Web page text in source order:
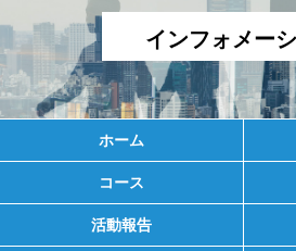
インフォメー
ホーム
コース
活動報告